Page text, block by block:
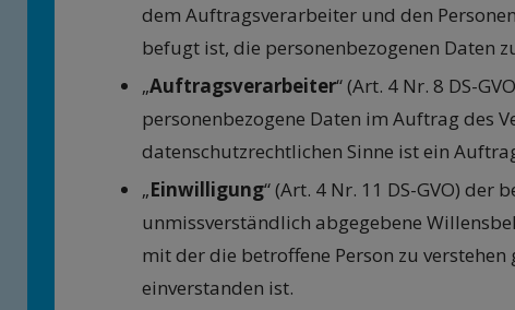
dem Auftragsverarbeiter und den
befugt ist, die personenbezogenen Daten
„Auftragsverarbeiter“ (Art. 4 Nr. 8 DS-
personenbezogene Daten im Auftrag des
datenschutzrechtlichen Sinne ist ein
„Einwilligung“ (Art. 4 Nr. 11 DS-GVO)
unmissverständlich abgegebene
mit der die betroffene Person zu
einverstanden ist.